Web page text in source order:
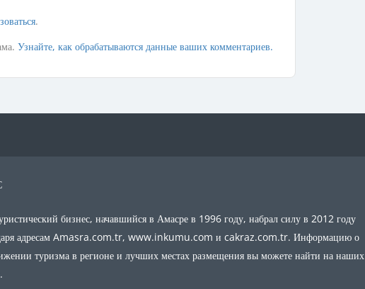
.
Узнайте, как обрабатываются данные ваших комментариев.
бизнес, начавшийся в Амасре в 1996 году, набрал силу в 2012 году
адресам Amasra.com.tr, www.inkumu.com и cakraz.com.tr. Информацию о
туризма в регионе и лучших местах размещения вы можете найти на наших